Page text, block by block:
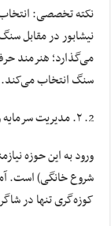
نکته تخصصی:
نیشابور در مقابل
می‌گذارد؛ هنرمند
سنگ انتخاب می‌کند.
۲. مدیریت سرمایه و ورود به بازار
شروع خانگی) است.
کوزه‌گری تنها در